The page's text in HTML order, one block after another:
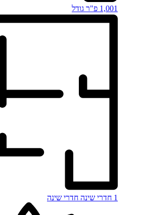
1,001 פ"ר גודל
1 חדרי שינה חדרי שינה